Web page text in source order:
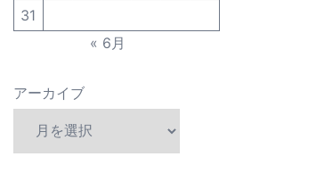
31
« 6月
アーカイブ